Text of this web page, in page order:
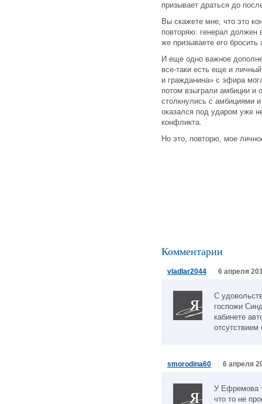
призывает драться до
Вы скажете мне, что это
повторяю: генерал должен
же призываете его
И еще одно важное
все-таки есть еще и
и гражданина» с эфира
потом взыграли амбиции и
столкнулись с амбициями
оказался под ударом уже
конфликта.
Но это, повторю, мое
Комментарии
vladlar2044 6 апреля
С
госпожи
кабинете
smorodina60 6 апреля
У Ефремова
что то не